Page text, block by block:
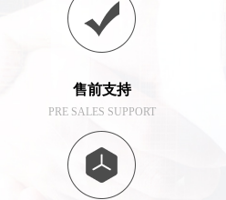
售前支持
PRE SALES SUPPORT